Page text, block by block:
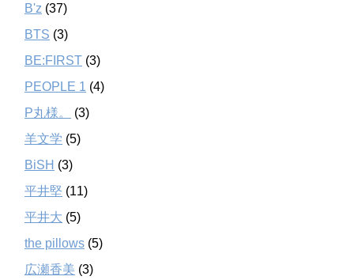
B'z (37)
BTS (3)
BE:FIRST (3)
PEOPLE 1 (4)
P丸様。
(3)
羊文学 (5)
BiSH (3)
平井堅 (11)
平井大 (5)
the pillows (5)
広瀬香美 (3)